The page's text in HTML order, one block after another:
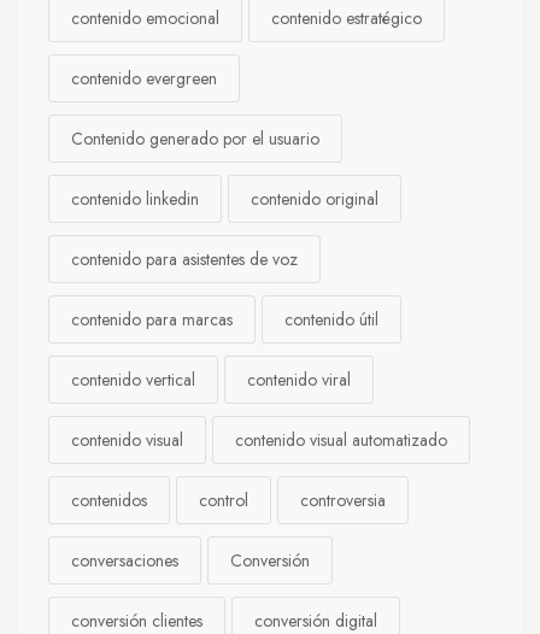
contenido emocional contenido estratégico
contenido evergreen
Contenido generado por el usuario
contenido linkedin contenido original
contenido para asistentes de voz
contenido para marcas contenido útil
contenido vertical contenido viral
contenido visual contenido visual automatizado
contenidos control controversia
conversaciones Conversión
conversión clientes conversión digital